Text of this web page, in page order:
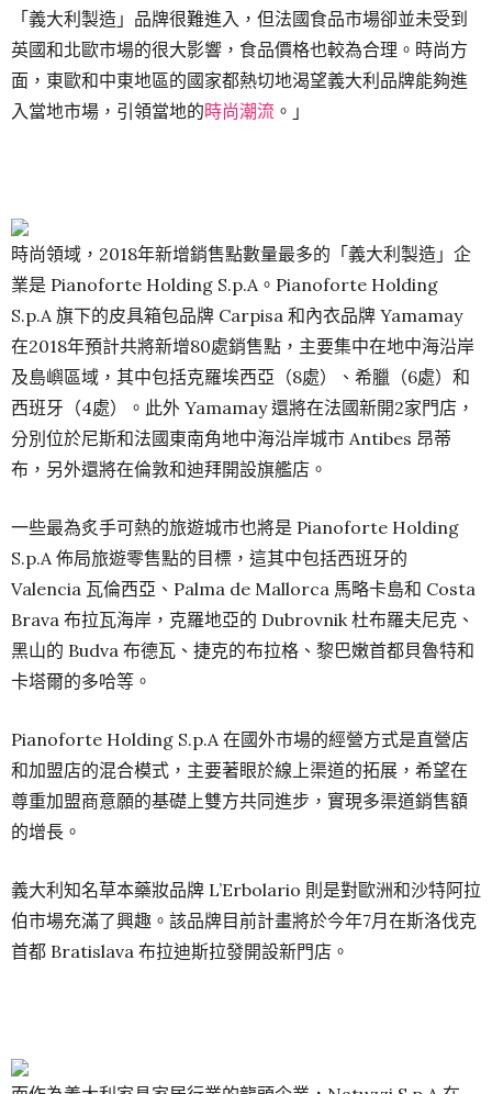
「義大利製造」品牌很難進入，但法國食品市場卻並未受到
英國和北歐市場的很大影響，食品價格也較為合理。時尚方
面，東歐和中東地區的國家都熱切地渴望義大利品牌能夠進
入當地市場，引領當地的時尚潮流 。」
時尚領域，2018年新增銷售點數量最多的「義大利製造」企
業是 Pianoforte Holding S.p.A。Pianoforte Holding
S.p.A 旗下的皮具箱包品牌 Carpisa 和內衣品牌 Yamamay
在2018年預計共將新增80處銷售點，主要集中在地中海沿岸
及島嶼區域，其中包括克羅埃西亞（8處）、希臘（6處）和
西班牙（4處）。此外 Yamamay 還將在法國新開2家門店，
分別位於尼斯和法國東南角地中海沿岸城市 Antibes 昂蒂
布，另外還將在倫敦和迪拜開設旗艦店。
一些最為炙手可熱的旅遊城市也將是 Pianoforte Holding
S.p.A 佈局旅遊零售點的目標，這其中包括西班牙的
Valencia 瓦倫西亞、Palma de Mallorca 馬略卡島和 Costa
Brava 布拉瓦海岸，克羅地亞的 Dubrovnik 杜布羅夫尼克、
黑山的 Budva 布德瓦、捷克的布拉格、黎巴嫩首都貝魯特和
卡塔爾的多哈等。
Pianoforte Holding S.p.A 在國外市場的經營方式是直營店
和加盟店的混合模式，主要著眼於線上渠道的拓展，希望在
尊重加盟商意願的基礎上雙方共同進步，實現多渠道銷售額
的增長。
義大利知名草本藥妝品牌 L’Erbolario 則是對歐洲和沙特阿拉
伯市場充滿了興趣。該品牌目前計畫將於今年7月在斯洛伐克
首都 Bratislava 布拉迪斯拉發開設新門店。